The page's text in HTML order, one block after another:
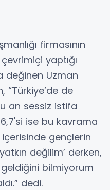
firmasının
yaptığı
değinen Uzman
“Türkiye’de de
an sessiz istifa
ise bu kavrama
içerisinde gençlerin
değilim’ derken,
bilmiyorum
dedi.